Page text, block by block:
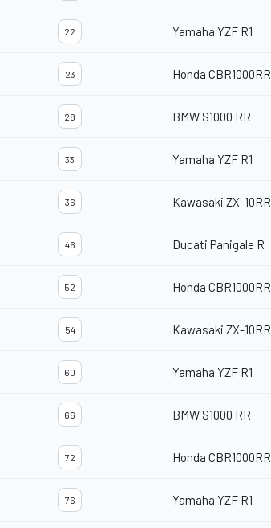
22 Yamaha YZF R1
23 Honda CBR1000RR
28 BMW S1000 RR
33 Yamaha YZF R1
36 Kawasaki ZX-10RR
46 Ducati Panigale R
52 Honda CBR1000RR
54 Kawasaki ZX-10RR
60 Yamaha YZF R1
66 BMW S1000 RR
72 Honda CBR1000RR
76 Yamaha YZF R1